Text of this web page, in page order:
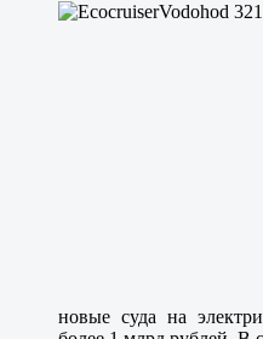
новые суда на